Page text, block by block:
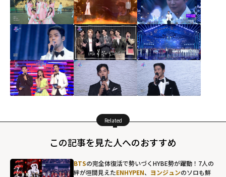
Related
この記事を見た人へのおすすめ
BTSの完全体復活で勢いづくHYBE勢が躍動！7人の
絆が垣間見えたENHYPEN、 ヨンジュンのソロも鮮